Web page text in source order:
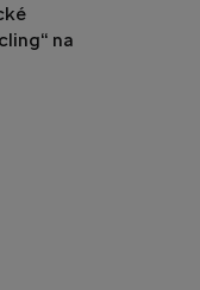
na